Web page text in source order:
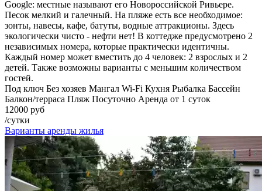
Google: местные называют его Новороссийской Ривьере.
Песок мелкий и галечный. На пляже есть все необходимое:
зонты, навесы, кафе, батуты, водные аттракционы. Здесь
экологически чисто - нефти нет! В коттедже предусмотрено 2
независимых номера, которые практически идентичны.
Каждый номер может вместить до 4 человек: 2 взрослых и 2
детей. Также возможны варианты с меньшим количеством
гостей.
Под ключ Без хозяев Мангал Wi-Fi Кухня Рыбалка Бассейн
Балкон/терраса Пляж Посуточно Аренда от 1 суток
12000 руб
/сутки
Варианты аренды жилья